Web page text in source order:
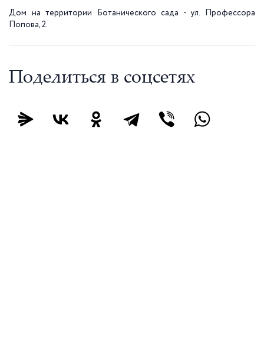
Дом на территории Ботанического сада - ул. Профессора
Попова, 2.
Поделиться в соцсетях